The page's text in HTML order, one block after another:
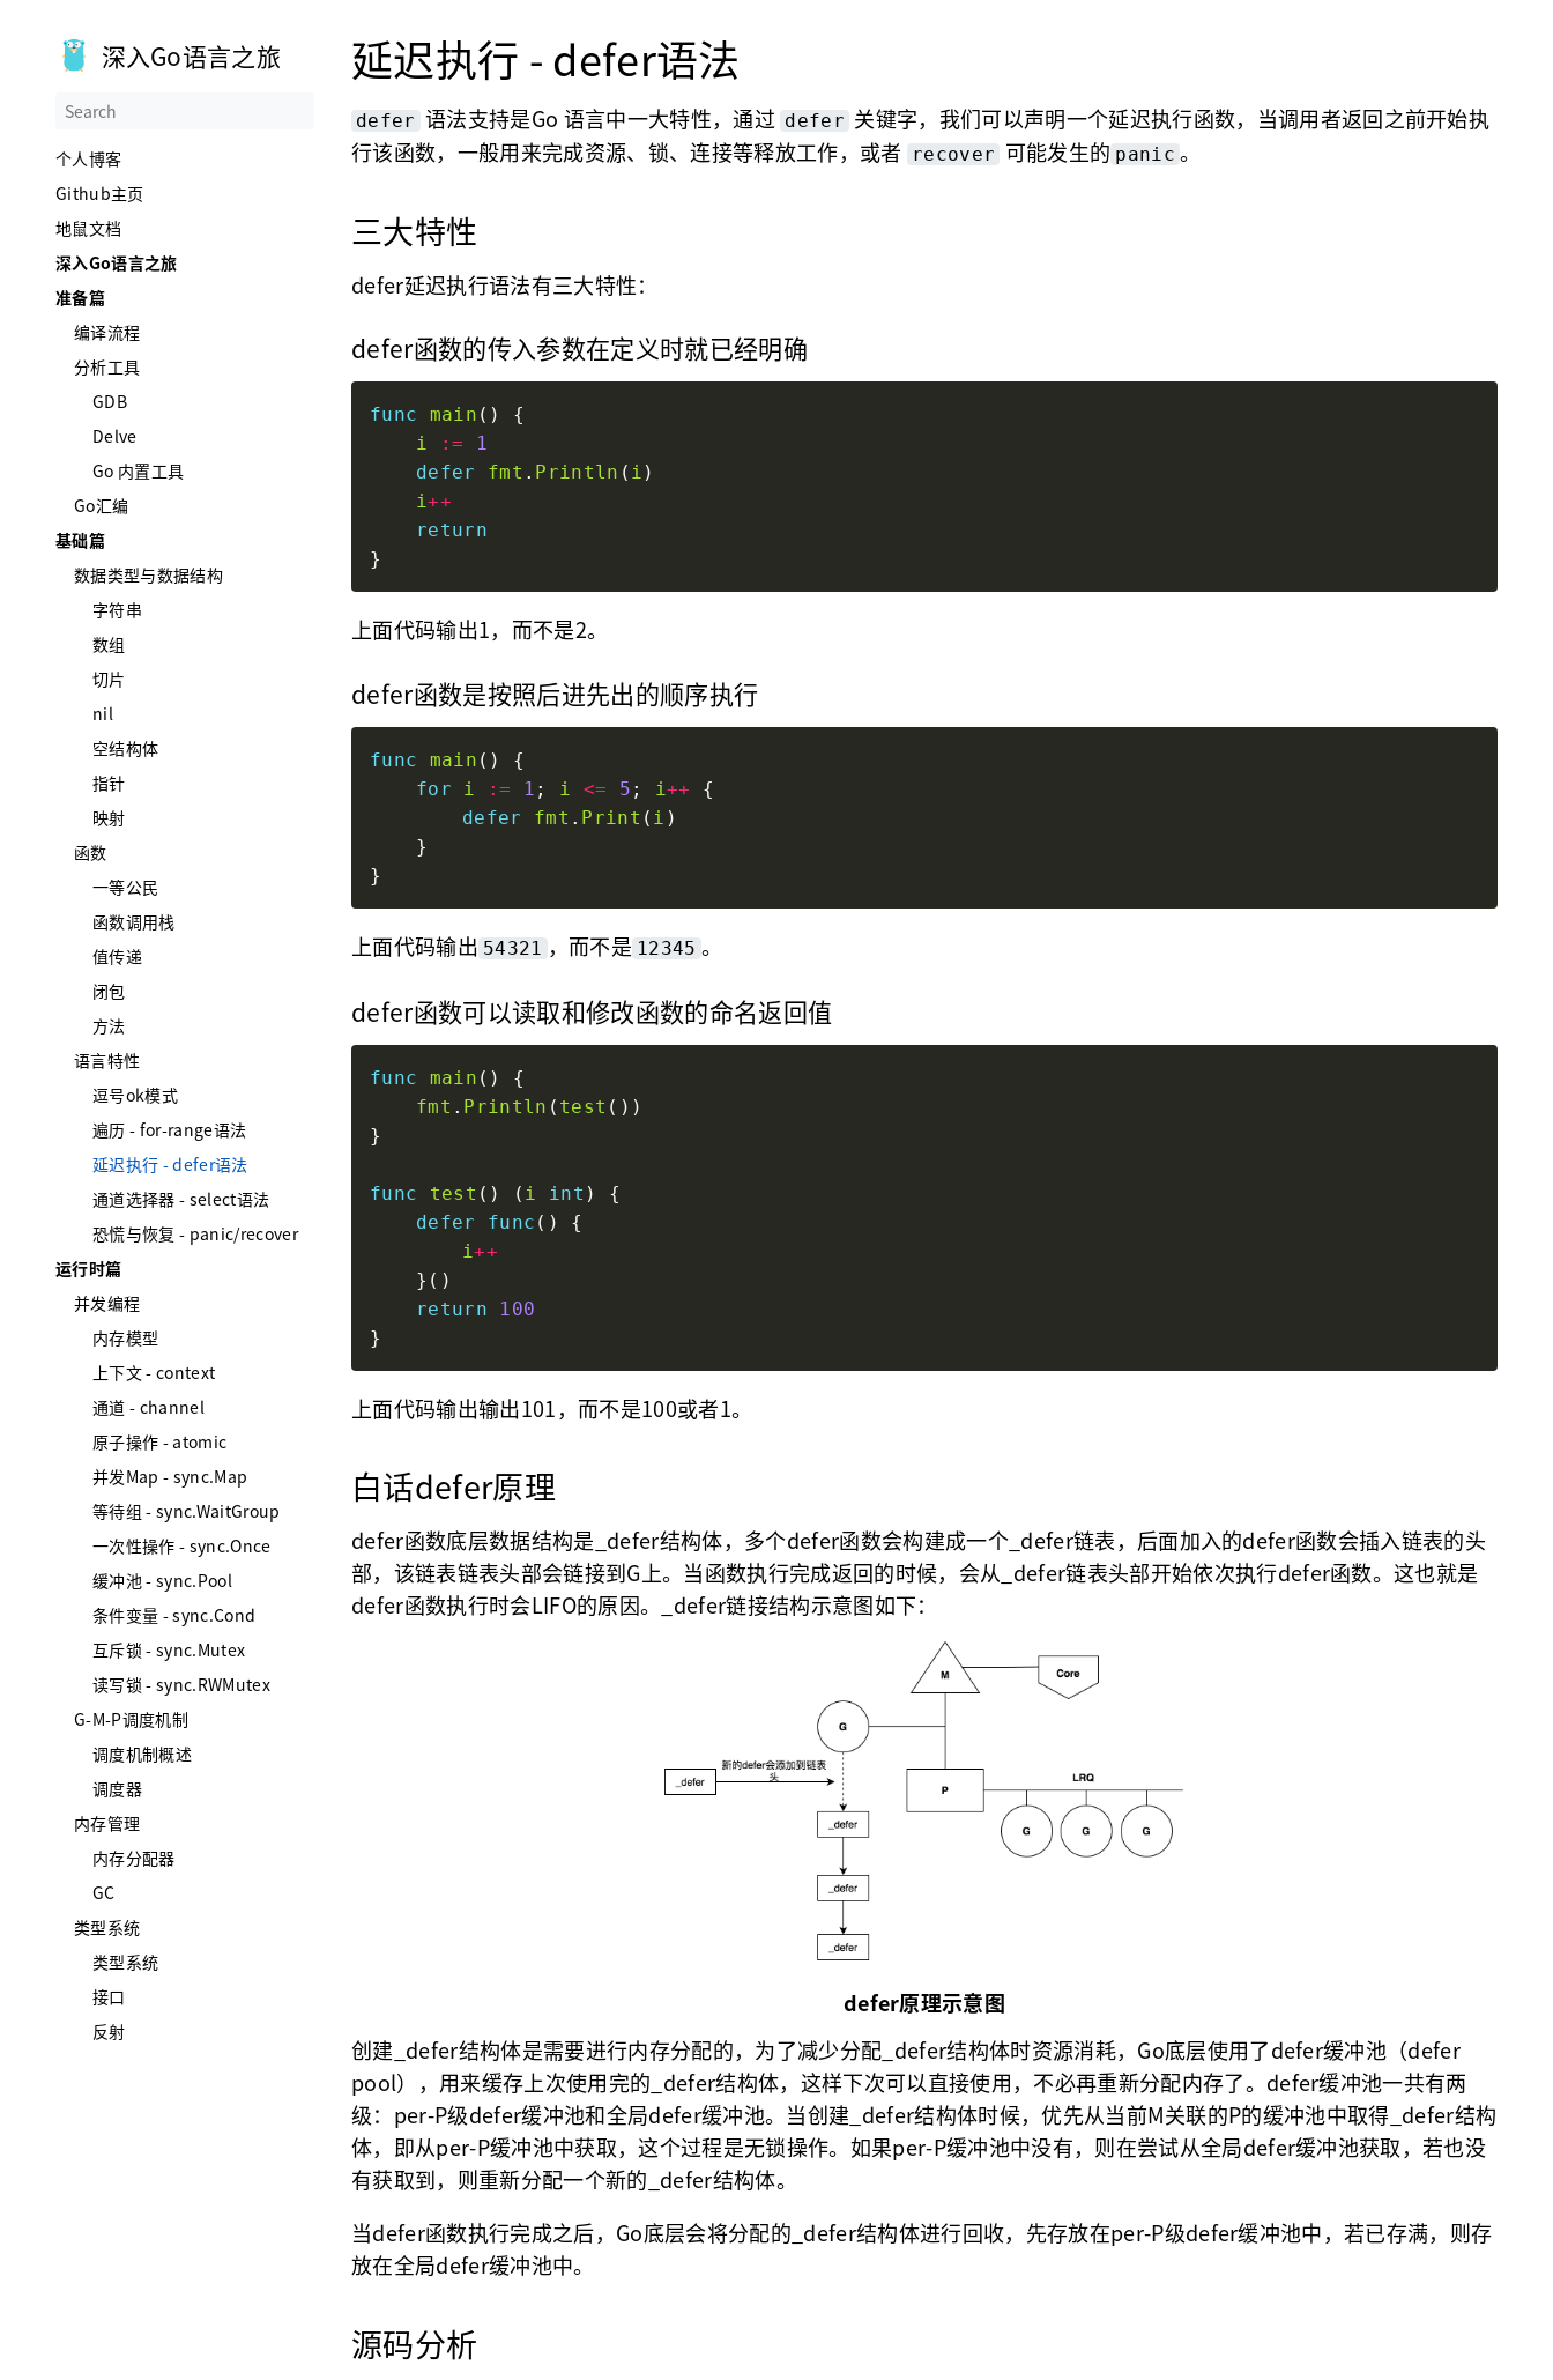
深入Go语言之旅
个人博客
Github主页
地鼠文档
深入Go语言之旅
准备篇
编译流程
分析工具
GDB
Delve
Go 内置工具
Go汇编
基础篇
数据类型与数据结构
字符串
数组
切片
nil
空结构体
指针
映射
函数
一等公民
函数调用栈
值传递
闭包
方法
语言特性
逗号ok模式
遍历 - for-range语法
延迟执行 - defer语法
通道选择器 - select语法
恐慌与恢复 - panic/recover
运行时篇
并发编程
内存模型
上下文 - context
通道 - channel
原子操作 - atomic
并发Map - sync.Map
等待组 - sync.WaitGroup
一次性操作 - sync.Once
缓冲池 - sync.Pool
条件变量 - sync.Cond
互斥锁 - sync.Mutex
读写锁 - sync.RWMutex
G-M-P调度机制
调度机制概述
调度器
内存管理
内存分配器
GC
类型系统
类型系统
接口
反射
延迟执行 - defer语法
defer 语法支持是Go 语言中一大特性，通过 defer 关键字，我们可以声明一个延迟执行函数，当调用者返回之前开始执
行该函数，一般用来完成资源、锁、连接等释放工作，或者
recover 可能发生的 panic 。
三大特性
defer延迟执行语法有三大特性：
defer函数的传入参数在定义时就已经明确
func main
i
:=
1
defer
fmt . Println ( i
i++
return
上面代码输出1，而不是2。
defer函数是按照后进先出的顺序执行
func main
for
i := 1 ; i <= 5 ; i++
defer
fmt . Print ( i
上面代码输出 54321 ，而不是 12345 。
defer函数可以读取和修改函数的命名返回值
func main
fmt . Println ( test
func test () ( i int
defer
func
i++
return
100
上面代码输出输出101，而不是100或者1。
白话defer原理
defer函数底层数据结构是_defer结构体，多个defer函数会构建成一个_defer链表，后面加入的defer函数会插入链表的头
部，该链表链表头部会链接到G上。当函数执行完成返回的时候，会从_defer链表头部开始依次执行defer函数。这也就是
defer函数执行时会LIFO的原因。_defer链接结构示意图如下：
defer原理示意图
创建_defer结构体是需要进行内存分配的，为了减少分配_defer结构体时资源消耗，Go底层使用了defer缓冲池（defer
pool），用来缓存上次使用完的_defer结构体，这样下次可以直接使用，不必再重新分配内存了。defer缓冲池一共有两
级：per-P级defer缓冲池和全局defer缓冲池。当创建_defer结构体时候，优先从当前M关联的P的缓冲池中取得_defer结构
体，即从per-P缓冲池中获取，这个过程是无锁操作。如果per-P缓冲池中没有，则在尝试从全局defer缓冲池获取，若也没
有获取到，则重新分配一个新的_defer结构体。
当defer函数执行完成之后，Go底层会将分配的_defer结构体进行回收，先存放在per-P级defer缓冲池中，若已存满，则存
放在全局defer缓冲池中。
源码分析